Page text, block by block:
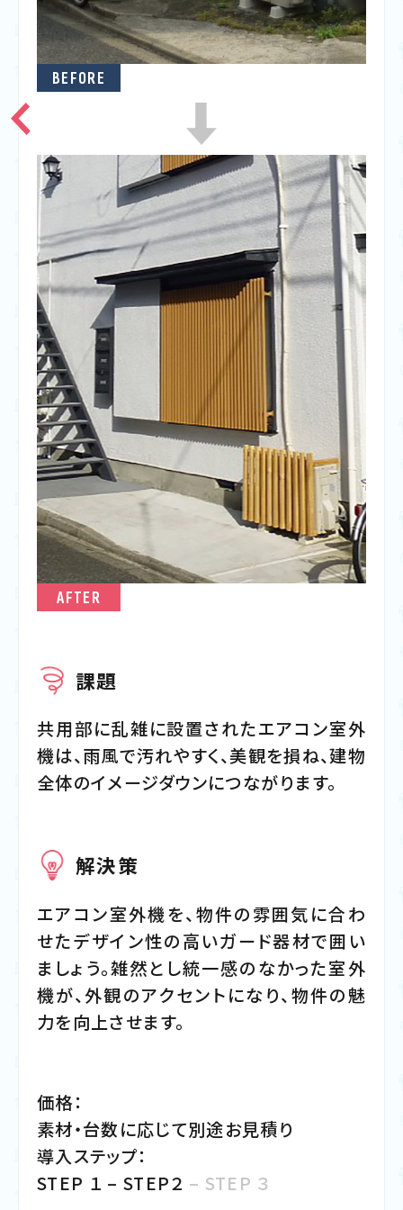
BEFORE
AFTER
課題
共用部に乱雑に設置されたエアコン室外
機は、雨風で汚れやすく、美観を損ね、建物
全体のイメージダウンにつながります。
解決策
エアコン室外機を、物件の雰囲気に合わ
せたデザイン性の高いガード器材で囲い
ましょう。雑然とし統一感のなかった室外
機が、外観のアクセントになり、物件の魅
力を向上させます。
価格：
素材・台数に応じて別途お見積り
導入ステップ：
STEP １ – STEP２ – STEP ３